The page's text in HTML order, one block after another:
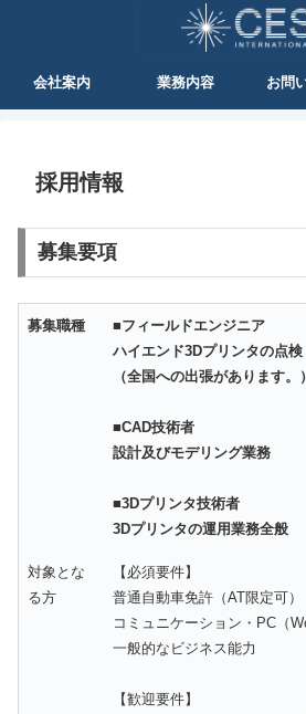
会社案内 業務内容 お問
採用情報
募集要項
募集職種
■フィールドエンジニア
ハイエンド3Dプリンタの点
（全国への出張があります。）
■CAD技術者
設計及びモデリング業務
■3Dプリンタ技術者
3Dプリンタの運用業務全般
対象とな
る方
【必須要件】
普通自動車免許（AT限定可）
コミュニケーション・PC（
一般的なビジネス能力
【歓迎要件】